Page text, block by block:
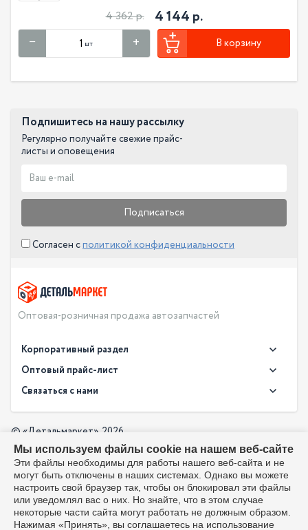
4 362 р. 4 144 р.
шт В корзину
Подпишитесь на нашу рассылку
Регулярно получайте свежие прайс-
листы и оповещения
Подписаться
Согласен сполитикой конфиденциальности
Оптовая-розничная продажа автозапчастей
Корпоративный раздел
Новости
О компании
Доставка
Оптовый прайс-лист
Оплата
Производители
Политика в отношении обработки персональных данных
Оптовый прайс-лист
Скачать прайс в PDF
Связаться с нами
info@detalmarket.ru
Перезвоните мне
© «Детальмаркет», 2026
Разработка:
Все упоминания товарных знаков (включая LADA и АвтоВАЗ)
используются исключительно для указания совместимости
товаров и соответствуют положениям ст. 1487, 1484
Гражданского кодекса РФ. Интернет-магазин не является
Мы используем файлы cookie на нашем веб-сайте
Эти файлы необходимы для работы нашего веб-сайта и не
могут быть отключены в наших системах. Однако вы можете
настроить свой браузер так, чтобы он блокировал эти файлы
или уведомлял вас о них. Но знайте, что в этом случае
некоторые части сайта могут работать не должным образом.
Нажимая «Принять», вы соглашаетесь на использование